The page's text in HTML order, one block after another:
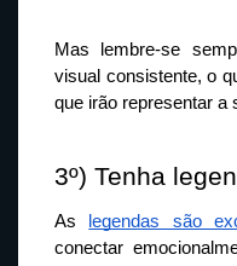
Mas lembre-se
visual consistente, o
que irão representar a
3º) Tenha
As legendas são
conectar